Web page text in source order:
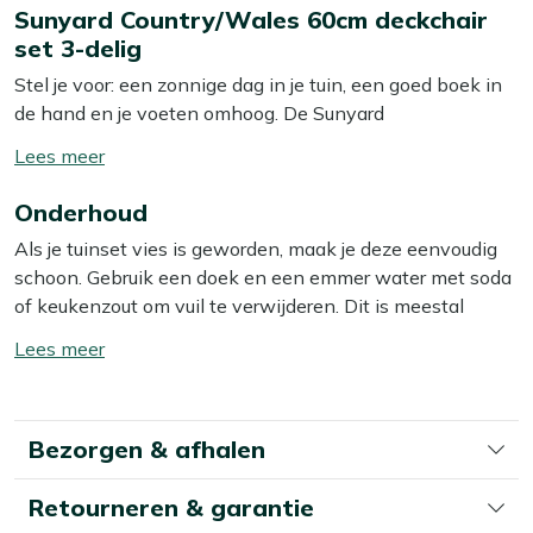
Sunyard Country/Wales 60cm deckchair
set 3-delig
Stel je voor: een zonnige dag in je tuin, een goed boek in
de hand en je voeten omhoog. De Sunyard
zulke momenten. Gemaakt van teakhout, is deze set niet
weersomstandigheden. Het natuurlijke bruine hout straalt
warmte en gezelligheid uit, waardoor je tuin meteen een
stukje uitnodigender wordt. Het mooiste? De deckchair
wordt gemonteerd geleverd, dus je kunt direct genieten
van je welverdiende rust. Klap hem eenvoudig in als je
Eigenschappen
Gemaakt van teakhout:
Deze deckchair is gemaakt
van teakhout, wat betekent dat hij bestand is tegen
Toon/verberg
meer
Onderhoud
Als je tuinset vies is geworden, maak je deze eenvoudig
schoon. Gebruik een doek en een emmer water met soda
of keukenzout om vuil te verwijderen. Dit is meestal
om je tuinset minstens twee keer per jaar grondig schoon
resultaat gebruik je dan onze Kees Smit Teak & Hardhout
reiniger. Let op: gebruik géén hogedrukreiniger. Dit lijkt
handig, maar kan het materiaal beschadigen.
Toon/verberg
Bezorgen & afhalen
Retourneren & garantie